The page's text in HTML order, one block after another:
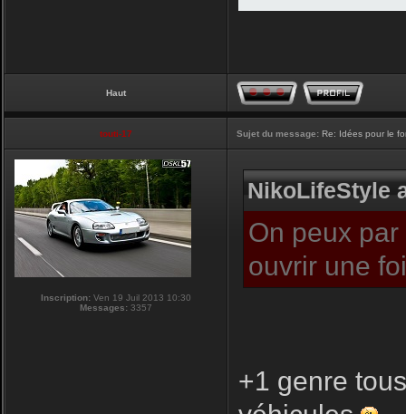
Haut
touti-17 Sujet du message: Re: Idées pour le
Inscription: Ven 19 Juil 2013 10:30
Messages: 3357
NikoLifeStyle
On peux
ouvrir une
+1 genre